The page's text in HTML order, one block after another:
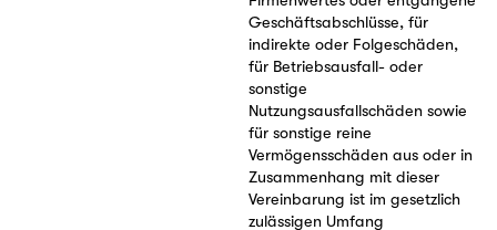
Geschäftsabschlüsse, für
indirekte oder Folgeschäden,
für Betriebsausfall- oder
sonstige
Nutzungsausfallschäden sowie
für sonstige reine
Vermögensschäden aus oder in
Zusammenhang mit dieser
Vereinbarung ist im gesetzlich
zulässigen Umfang